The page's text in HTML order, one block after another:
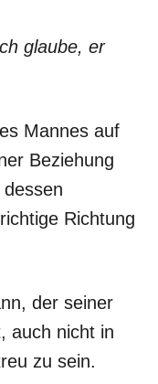
glaube, er
Mannes auf
Beziehung
Richtung
der seiner
auch nicht in
zu sein.